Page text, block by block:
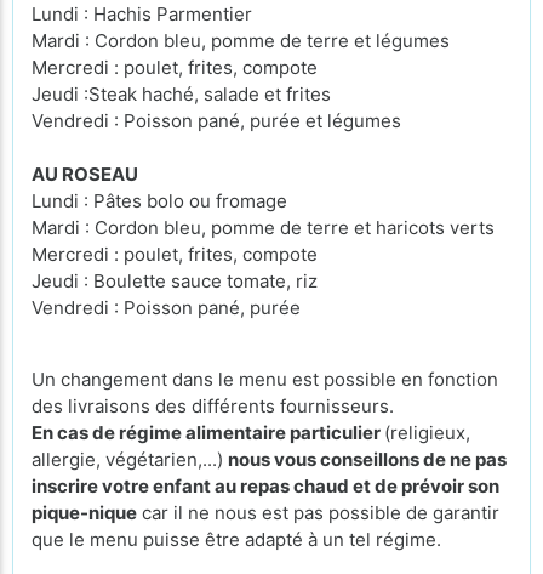
Lundi : Hachis Parmentier
Mardi : Cordon bleu, pomme de terre et légumes
Mercredi : poulet, frites, compote
Jeudi :Steak haché, salade et frites
Vendredi : Poisson pané, purée et légumes
AU ROSEAU
Lundi : Pâtes bolo ou fromage
Mardi : Cordon bleu, pomme de terre et haricots verts
Mercredi : poulet, frites, compote
Jeudi : Boulette sauce tomate, riz
Vendredi : Poisson pané, purée
Un changement dans le menu est possible en fonction
des livraisons des différents fournisseurs.
En cas de régime alimentaire particulier (religieux,
allergie, végétarien,...) nous vous conseillons de ne pas
inscrire votre enfant au repas chaud et de prévoir son
pique-nique car il ne nous est pas possible de garantir
que le menu puisse être adapté à un tel régime.